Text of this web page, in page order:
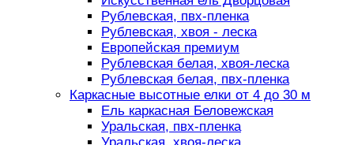
Рублевская, пвх-пленка
Рублевская, хвоя - леска
Европейская премиум
Рублевская белая, хвоя-леска
Рублевская белая, пвх-пленка
Каркасные высотные елки от 4 до 30 м
Ель каркасная Беловежская
Уральская, пвх-пленка